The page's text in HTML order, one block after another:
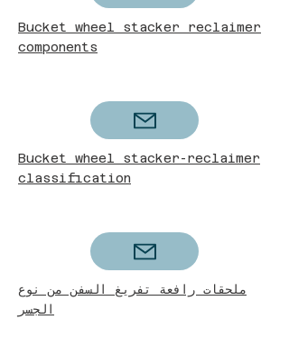
Bucket wheel stacker reclaimer
components
Bucket wheel stacker-reclaimer
classification
ملحقات رافعة تفريغ السفن من نوع
الجسر